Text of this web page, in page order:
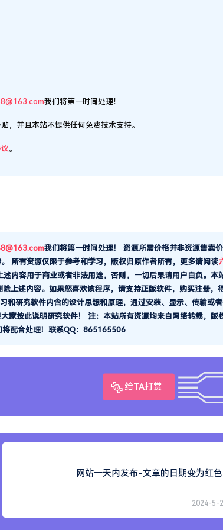
我们将第一时间处理！
，并且本站不提供任何免费技术支持。
。
我们将第一时间处理！
资源所需价格并非资源售卖
所有资源仅限于参考和学习，版权归原作者所有，更多请阅读
内容用于商业或者非法用途，否则，一切后果请用户自负。本
上述内容。如果您喜欢该程序，请支持正版软件，购买注册，
研究软件内含的设计思想和原理，通过安装、显示、传输或
家按此说明研究软件！ 注：本站所有资源均来自网络转载，版
配合处理！联系QQ：865165506
给TA打赏
网站一天内发布-文章的日期变为红色
2024-5-